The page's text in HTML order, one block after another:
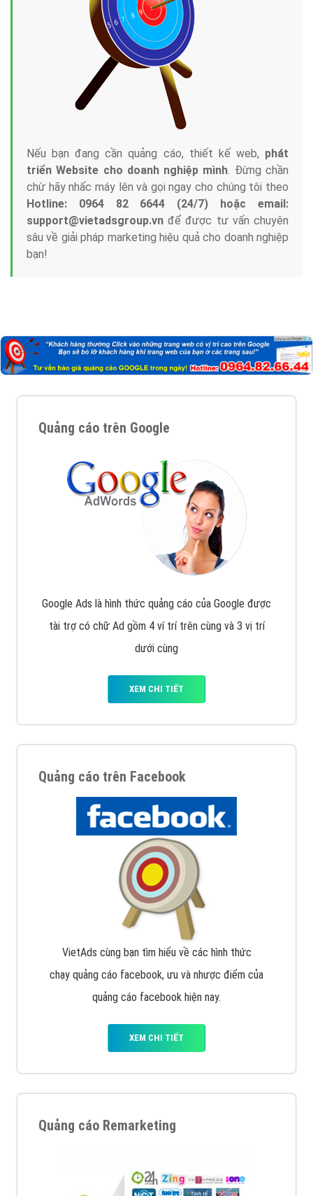
Tại sao chọn công ty Việt Ads làm đối tác
Marketing Online?
Công ty Việt Ads thành lập từ năm 2013
với bề dày kinh nghiệm sẽ tư vấn xây dựng và phát
triển thương hiệu của doanh nghiệp bạn với mức chi
phí mà bạn có thể đầu tư cho marketing online. Đội
ngũ kỹ thuật quảng cáo trực tuyến, SEO, lập trình
Web chuyên sâu trong nghề, được đào tạo bài bản tại
trung tâm marketing online uy tín hàng năm, luôn đem
đến cho khách hàng sản phẩm/ dịch vụ chất
lượng.
Nếu bạn đang cần quảng cáo, thiết kế web,
triển Website cho doanh nghiệp mình
. Đừng chần
chừ hãy nhấc máy lên và gọi ngay cho chúng tôi theo
Hotline: 0964 82 6644 (24/7) hoặc email:
để được tư vấn chuyên
sâu về giải pháp marketing hiệu quả cho doanh nghiệp
Google Ads là hình thức quảng cáo của Google được
tài trợ có chữ Ad gồm 4 ví trí trên cùng và 3 vị trí
dưới cùng
XEM CHI TIẾT